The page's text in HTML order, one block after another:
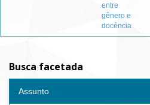
entre
gênero e
docência
Busca facetada
Assunto